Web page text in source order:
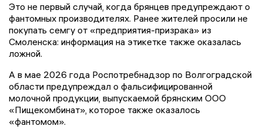
Это не первый случай, когда брянцев предупреждают о
фантомных производителях. Ранее жителей просили не
покупать семгу от «предприятия-призрака» из
Смоленска: информация на этикетке также оказалась
ложной.
А в мае 2026 года Роспотребнадзор по Волгоградской
области предупреждал о фальсифицированной
молочной продукции, выпускаемой брянским ООО
«Пищекомбинат», которое также оказалось
«фантомом».